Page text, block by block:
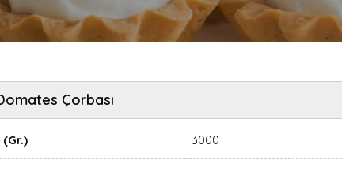
Çorbası
(Gr.) 3000